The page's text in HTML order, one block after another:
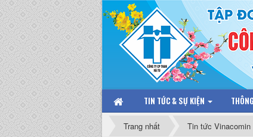
TIN TỨC & SỰ KIỆN
Trang nhất Tin tức Vinacomin